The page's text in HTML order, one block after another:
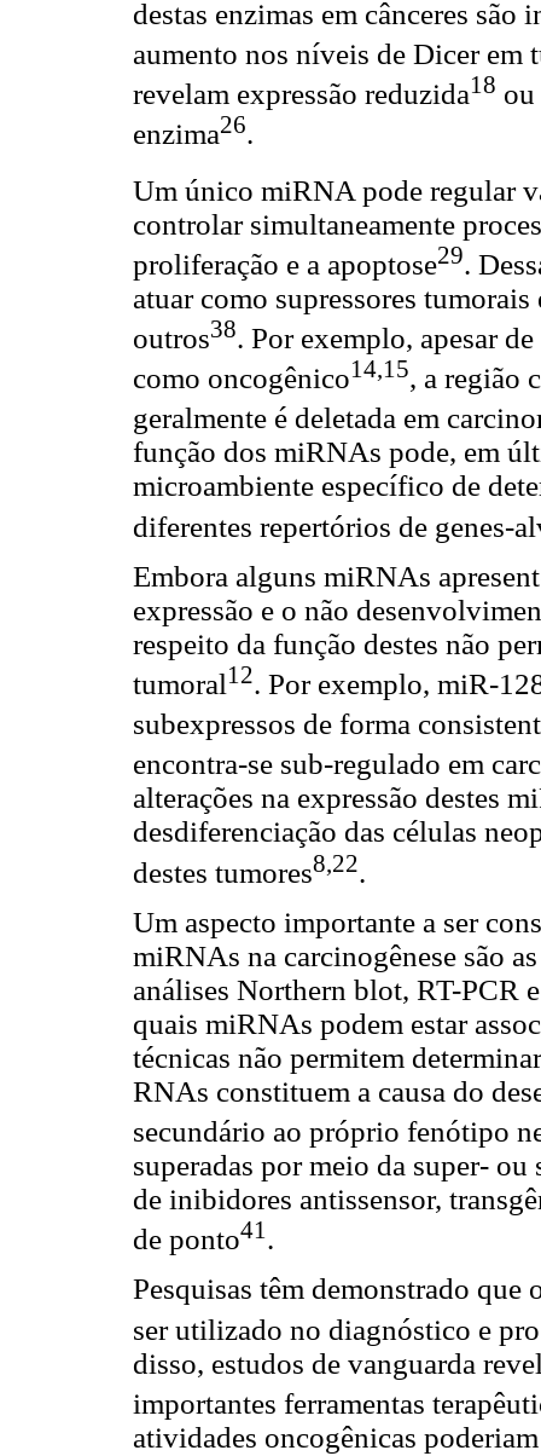
destas enzimas em cânceres são
aumento nos níveis de Dicer em
revelam expressão reduzida18 ou
enzima26.
Um único miRNA pode regular
controlar simultaneamente
proliferação e a apoptose29.
atuar como supressores
outros38. Por exemplo, apesar
como oncogênico14,15, a região
geralmente é deletada em
função dos miRNAs pode, em
microambiente específico de
diferentes repertórios de genes-
Embora alguns miRNAs
expressão e o não
respeito da função destes não
tumoral12. Por exemplo, miR-
subexpressos de forma
encontra-se sub-regulado em
alterações na expressão destes
desdiferenciação das células
destes tumores8,22.
Um aspecto importante a ser
miRNAs na carcinogênese são
análises Northern blot, RT-PCR
quais miRNAs podem estar
técnicas não permitem
RNAs constituem a causa do
secundário ao próprio fenótipo
superadas por meio da super-
de inibidores antissensor,
de ponto41 .
Pesquisas têm demonstrado
ser utilizado no diagnóstico e
disso, estudos de vanguarda
importantes ferramentas
atividades oncogênicas